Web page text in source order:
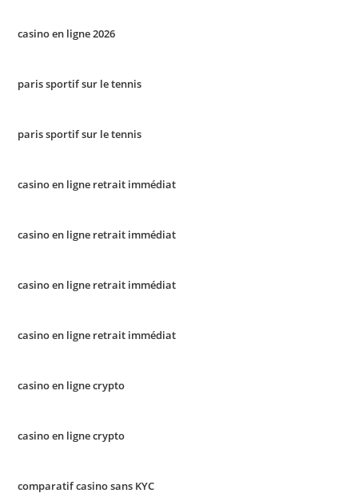
casino en ligne 2026
paris sportif sur le tennis
paris sportif sur le tennis
casino en ligne retrait immédiat
casino en ligne retrait immédiat
casino en ligne retrait immédiat
casino en ligne retrait immédiat
casino en ligne crypto
casino en ligne crypto
comparatif casino sans KYC